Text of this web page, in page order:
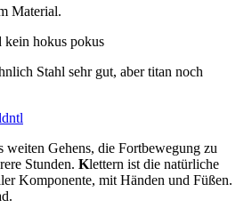
Material.
kein hokus pokus
Stahl sehr gut, aber titan noch
weiten Gehens, die Fortbewegung zu
Stunden. Klettern ist die natürliche
Komponente, mit Händen und Füßen.